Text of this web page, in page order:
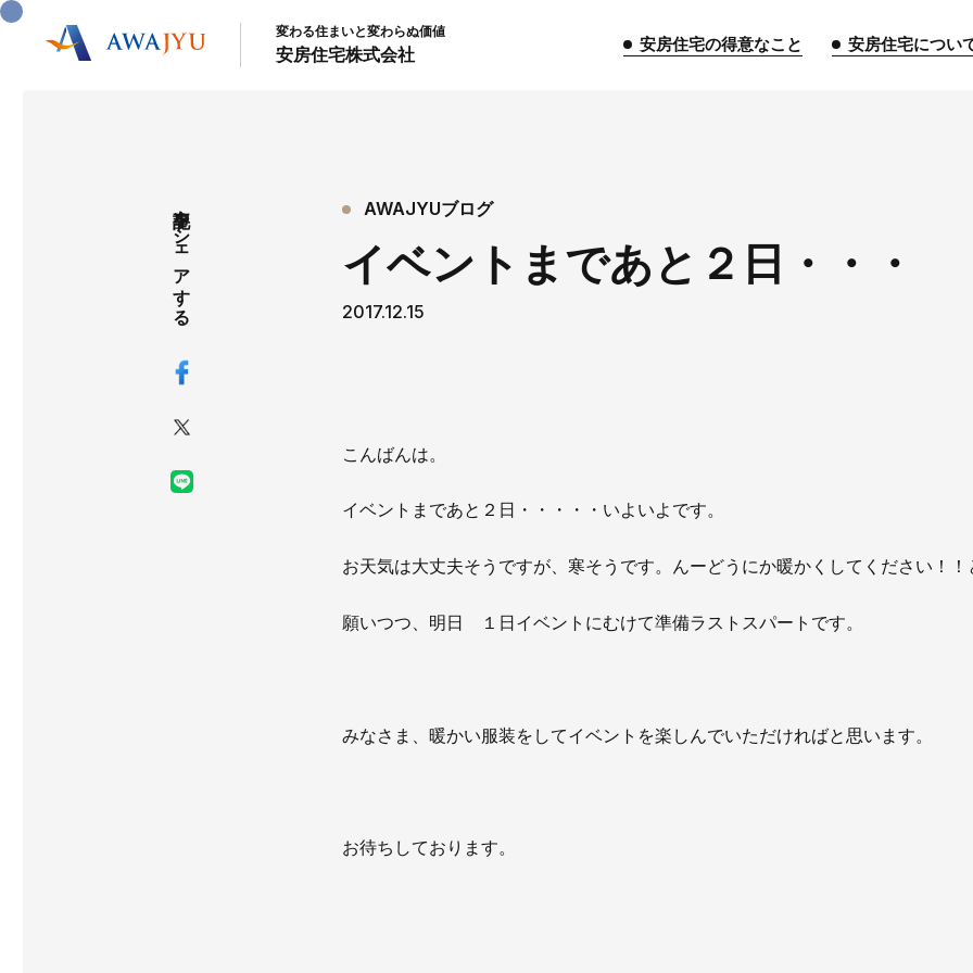
安房住宅の得意なこと
お知らせ
協力会社募集
変わる住まいと変わらぬ価値
安房住宅株式会社 安房住宅の得意なこと 安房住宅につい
記事をシェアする AWAJYUブログ
イベントまであと２日・・・
2017.12.15
こんばんは。
イベントまであと２日・・・・・いよいよです。
お天気は大丈夫そうですが、寒そうです。んーどうにか暖かくしてください！！
願いつつ、明日 １日イベントにむけて準備ラストスパートです。
みなさま、暖かい服装をしてイベントを楽しんでいただければと思います。
お待ちしております。